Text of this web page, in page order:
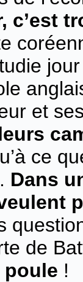
c’est
et
ce
Dans
de
poule !